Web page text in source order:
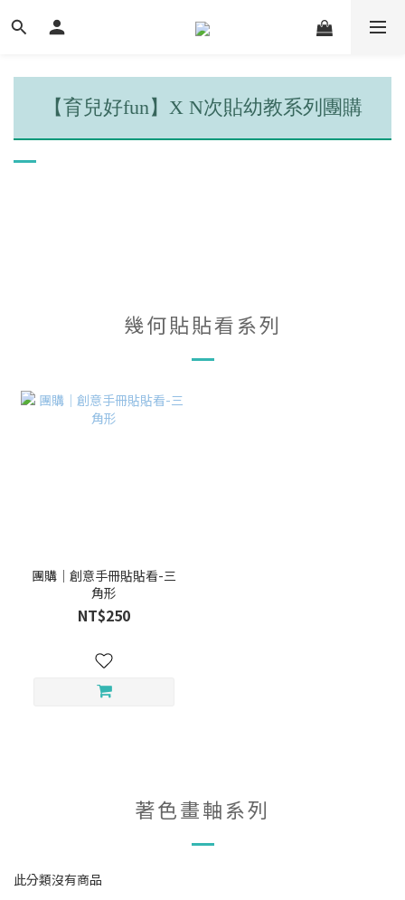
【育兒好fun】X N次貼幼教系列團購
幾何貼貼看系列
團購｜創意手冊貼貼看-三
角形
NT$250
著色畫軸系列
此分類沒有商品